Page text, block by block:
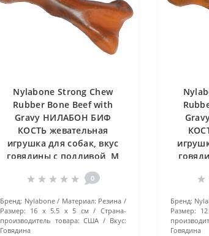
Nylabone Strong Chew
Rubber Bone Beef with
Gravy НИЛАБОН БИФ
КОСТЬ жевательная
игрушка для собак, вкус
говядины с подливой, М
0
Бренд: Nylabone Материал: Резина
Размер: 16 х 5.5 х 5 см
Страна-
производитель товара: США
Вкус:
Говядина
Бренд:
Размер:
Говядина